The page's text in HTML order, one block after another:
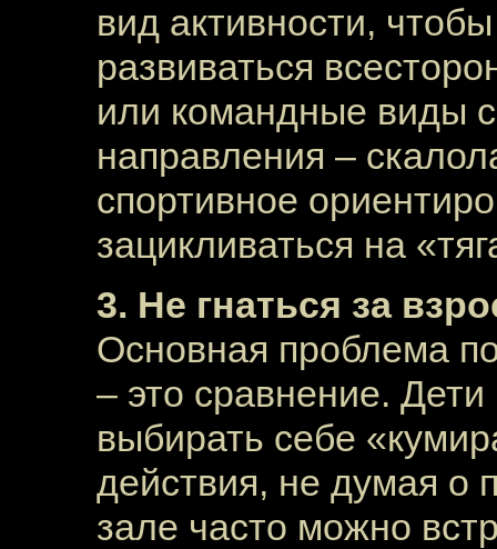
вид активности,
развиваться
или командные виды
направления –
спортивное
зацикливаться на
3. Не гнаться за
Основная проблема
– это сравнение.
выбирать себе
действия, не думая о
зале часто можно